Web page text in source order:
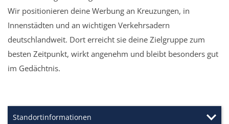
Wir positionieren deine Werbung an Kreuzungen, in
Innenstädten und an wichtigen Verkehrsadern
deutschlandweit. Dort erreicht sie deine Zielgruppe zum
besten Zeitpunkt, wirkt angenehm und bleibt besonders gut
im Gedächtnis.
Standortinformationen